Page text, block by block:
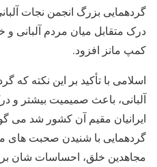
گردهمایی بزرگ انجمن نجات
درک متقابل میان مردم آلبانی و
کمپ مانز افزود.
آلبانی، باعث صمیمیت بیشتر و
ایرانیان مقیم آن کشور شد می
گردهمایی با شنیدن صحبت های
مجاهدین خلق، احساسات شان